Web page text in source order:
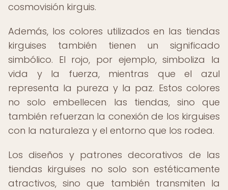
cosmovisión kirguis.
Además, los colores utilizados en las tiendas
kirguises también tienen un significado
simbólico. El rojo, por ejemplo, simboliza la
vida y la fuerza, mientras que el azul
representa la pureza y la paz. Estos colores
no solo embellecen las tiendas, sino que
también refuerzan la conexión de los kirguises
con la naturaleza y el entorno que los rodea.
Los diseños y patrones decorativos de las
tiendas kirguises no solo son estéticamente
atractivos, sino que también transmiten la